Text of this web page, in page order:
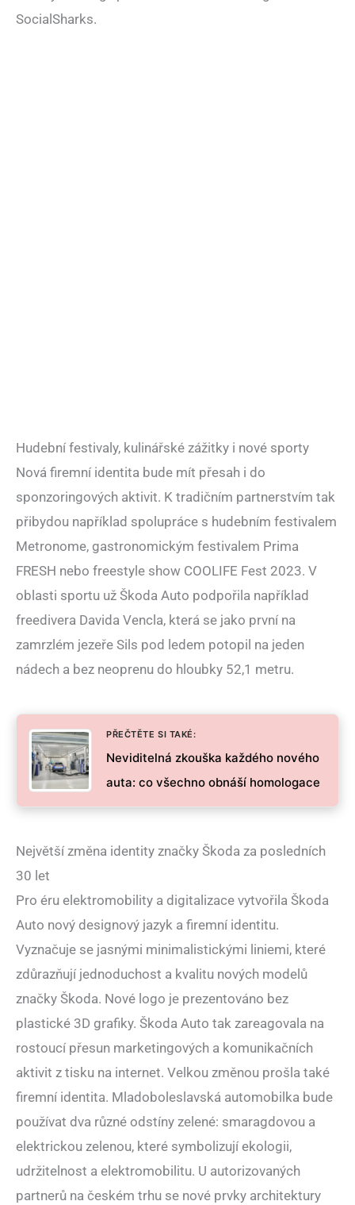
SocialSharks.
Hudební festivaly, kulinářské zážitky i nové sporty
Nová firemní identita bude mít přesah i do
sponzoringových aktivit. K tradičním partnerstvím tak
přibydou například spolupráce s hudebním festivalem
Metronome, gastronomickým festivalem Prima
FRESH nebo freestyle show COOLIFE Fest 2023. V
oblasti sportu už Škoda Auto podpořila například
freedivera Davida Vencla, která se jako první na
zamrzlém jezeře Sils pod ledem potopil na jeden
nádech a bez neoprenu do hloubky 52,1 metru.
PŘEČTĚTE SI TAKÉ:
Neviditelná zkouška každého nového
auta: co všechno obnáší homologace
Největší změna identity značky Škoda za posledních
30 let
Pro éru elektromobility a digitalizace vytvořila Škoda
Auto nový designový jazyk a firemní identitu.
Vyznačuje se jasnými minimalistickými liniemi, které
zdůrazňují jednoduchost a kvalitu nových modelů
značky Škoda. Nové logo je prezentováno bez
plastické 3D grafiky. Škoda Auto tak zareagovala na
rostoucí přesun marketingových a komunikačních
aktivit z tisku na internet. Velkou změnou prošla také
firemní identita. Mladoboleslavská automobilka bude
používat dva různé odstíny zelené: smaragdovou a
elektrickou zelenou, které symbolizují ekologii,
udržitelnost a elektromobilitu. U autorizovaných
partnerů na českém trhu se nové prvky architektury